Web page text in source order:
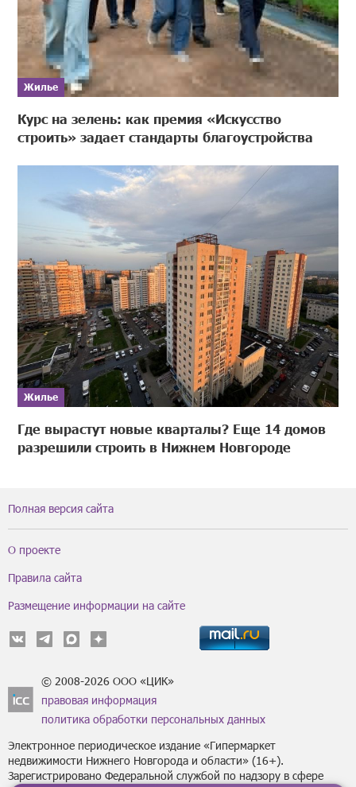
Жилье
Курс на зелень: как премия «Искусство
строить» задает стандарты благоустройства
Жилье
Где вырастут новые кварталы? Еще 14 домов
разрешили строить в Нижнем Новгороде
Полная версия сайта
О проекте
Правила сайта
Размещение информации на сайте
© 2008-2026 ООО «ЦИК»
правовая информация
политика обработки персональных данных
Электронное периодическое издание «Гипермаркет
недвижимости Нижнего Новгорода и области» (16+).
Зарегистрировано Федеральной службой по надзору в сфере